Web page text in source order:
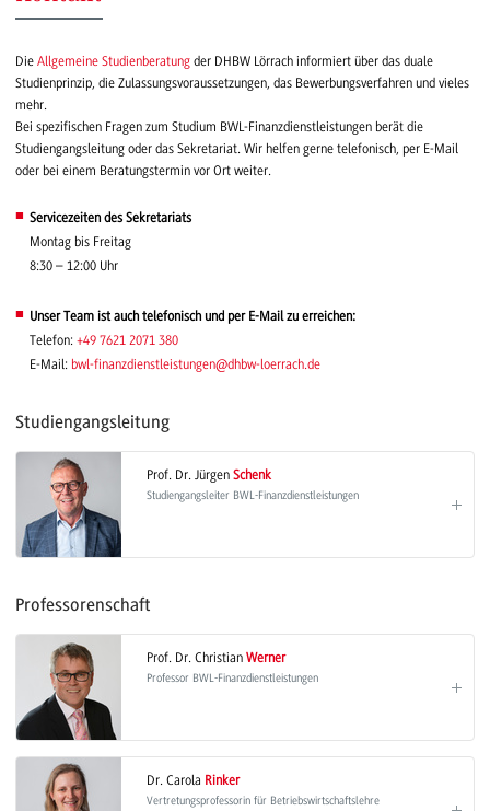
Die Allgemeine Studienberatung der DHBW Lörrach informiert über das duale
Studienprinzip, die Zulassungsvoraussetzungen, das Bewerbungsverfahren und vieles
mehr.
Bei spezifischen Fragen zum Studium BWL-Finanzdienstleistungen berät die
Studiengangsleitung oder das Sekretariat. Wir helfen gerne telefonisch, per E-Mail
oder bei einem Beratungstermin vor Ort weiter.
Servicezeiten des Sekretariats
Montag bis Freitag
8:30 – 12:00 Uhr
Unser Team ist auch telefonisch und per E-Mail zu erreichen:
Telefon: +49 7621 2071 380
E-Mail: bwl-finanzdienstleistungen@dhbw-loerrach.de
Studiengangsleitung
Prof. Dr. Jürgen Schenk
Studiengangsleiter BWL-Finanzdienstleistungen
Professorenschaft
Prof. Dr. Christian Werner
Professor BWL-Finanzdienstleistungen
Dr. Carola Rinker
Vertretungsprofessorin für Betriebswirtschaftslehre